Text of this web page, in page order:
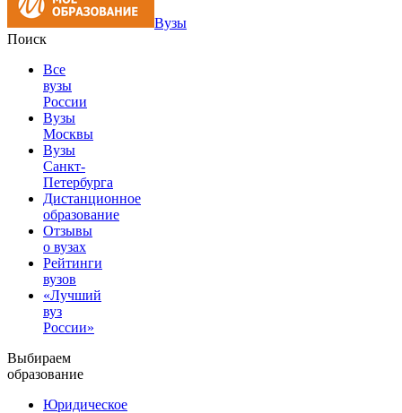
Вузы
Поиск
Все
вузы
России
Вузы
Москвы
Вузы
Санкт-
Петербурга
Дистанционное
образование
Отзывы
о вузах
Рейтинги
вузов
«Лучший
вуз
России»
Выбираем
образование
Юридическое